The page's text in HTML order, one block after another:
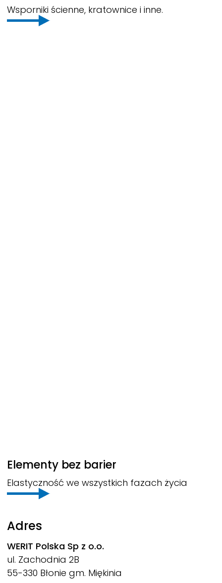
Wsporniki ścienne, kratownice i inne.
Elementy bez barier
Elastyczność we wszystkich fazach życia
Adres
WERIT Polska Sp z o.o.
ul. Zachodnia 2B
55-330 Błonie gm. Miękinia